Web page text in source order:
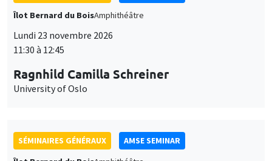
Îlot Bernard du BoisAmphithéâtre
Lundi 23 novembre 2026
11:30 à 12:45
Ragnhild Camilla Schreiner
University of Oslo
SÉMINAIRES GÉNÉRAUX
AMSE SEMINAR